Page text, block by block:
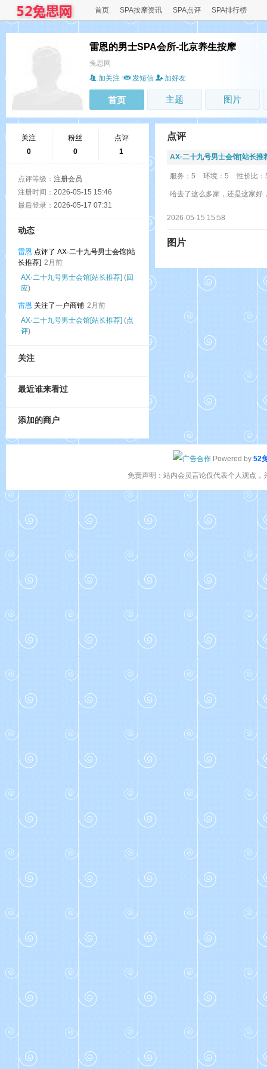
首页 SPA按摩资讯 SPA点评 SPA排行榜
雷恩的男士SPA会所-北京养生按摩
兔思网
加关注
发短信 加好友
首页 主题 图片
关注
0
粉丝
0
点评
1
点评等级： 注册会员
注册时间： 2026-05-15 15:46
最后登录： 2026-05-17 07:31
动态
雷恩 点评了 AX·二十九号男士会馆[站
长推荐] 2月前
AX·二十九号男士会馆[站长推荐] (回
应)
雷恩 关注了一户商铺 2月前
AX·二十九号男士会馆[站长推荐] (点
评)
关注
最近谁来看过
添加的商户
点评
AX·二十九号男士会馆[站长推
服务：5 环境：5 性价比：
哈去了这么多家，还是这家好
2026-05-15 15:58
图片
Powered by 52
免责声明：站内会员言论仅代表个人观点